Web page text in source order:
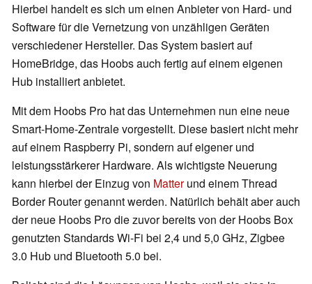
Hierbei handelt es sich um einen Anbieter von Hard- und
Software für die Vernetzung von unzähligen Geräten
verschiedener Hersteller. Das System basiert auf
HomeBridge, das Hoobs auch fertig auf einem eigenen
Hub installiert anbietet.
Mit dem Hoobs Pro hat das Unternehmen nun eine neue
Smart-Home-Zentrale vorgestellt. Diese basiert nicht mehr
auf einem Raspberry Pi, sondern auf eigener und
leistungsstärkerer Hardware. Als wichtigste Neuerung
kann hierbei der Einzug von Matterund einem Thread
Border Router genannt werden. Natürlich behält aber auch
der neue Hoobs Pro die zuvor bereits von der Hoobs Box
genutzten Standards Wi-Fi bei 2,4 und 5,0 GHz, Zigbee
3.0 Hub und Bluetooth 5.0 bei.